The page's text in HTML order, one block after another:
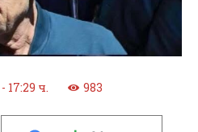
17:29 ч. 983